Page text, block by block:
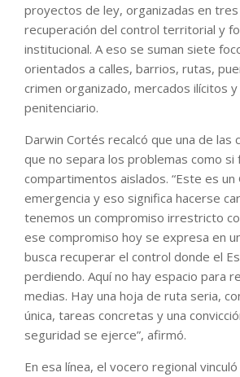
proyectos de ley, organizadas en
recuperación del control territorial y
institucional. A eso se suman siete
orientados a calles, barrios, rutas,
crimen organizado, mercados ilícitos
penitenciario.
Darwin Cortés recalcó que una de las
que no separa los problemas como si
compartimentos aislados. “Este es un
emergencia y eso significa hacerse
tenemos un compromiso irrestricto
ese compromiso hoy se expresa en
busca recuperar el control donde el
perdiendo. Aquí no hay espacio para
medias. Hay una hoja de ruta seria,
única, tareas concretas y una
seguridad se ejerce”, afirmó.
En esa línea, el vocero regional